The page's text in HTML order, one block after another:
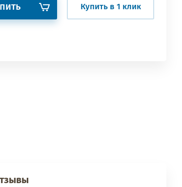
Купить в 1 клик